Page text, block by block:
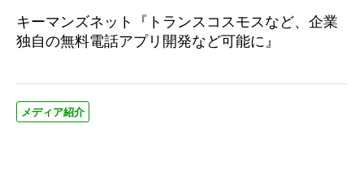
キーマンズネット『トランスコスモスなど、企業
独自の無料電話アプリ開発など可能に』
メディア紹介